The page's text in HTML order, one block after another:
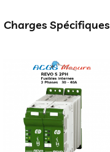
Charges Spécifiques